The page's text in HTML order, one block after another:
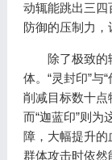
动辄能跳出三
防御的压制力，
除了极致的输
体。“灵封印”与
削减目标数十点
而“迦蓝印”则为
障，大幅提升
群体攻击时依然